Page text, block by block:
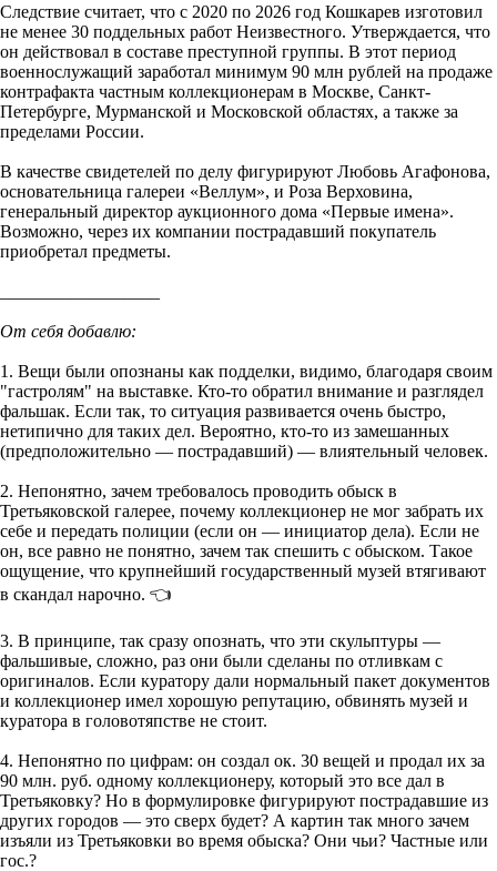
Следствие считает, что с 2020 по 2026 год Кошкарев изготовил
не менее 30 поддельных работ Неизвестного. Утверждается, что
он действовал в составе преступной группы. В этот период
военнослужащий заработал минимум 90 млн рублей на продаже
контрафакта частным коллекционерам в Москве, Санкт-
Петербурге, Мурманской и Московской областях, а также за
пределами России.
В качестве свидетелей по делу фигурируют Любовь Агафонова,
основательница галереи «Веллум», и Роза Верховина,
генеральный директор аукционного дома «Первые имена».
Возможно, через их компании пострадавший покупатель
приобретал предметы.
От себя добавлю:
1. Вещи были опознаны как подделки, видимо, благодаря своим
"гастролям" на выставке. Кто-то обратил внимание и разглядел
фальшак. Если так, то ситуация развивается очень быстро,
нетипично для таких дел. Вероятно, кто-то из замешанных
(предположительно — пострадавший) — влиятельный человек.
2. Непонятно, зачем требовалось проводить обыск в
Третьяковской галерее, почему коллекционер не мог забрать их
себе и передать полиции (если он — инициатор дела). Если не
он, все равно не понятно, зачем так спешить с обыском. Такое
ощущение, что крупнейший государственный музей втягивают
в скандал нарочно. 👈
3. В принципе, так сразу опознать, что эти скульптуры —
фальшивые, сложно, раз они были сделаны по отливкам с
оригиналов. Если куратору дали нормальный пакет документов
и коллекционер имел хорошую репутацию, обвинять музей и
куратора в головотяпстве не стоит.
4. Непонятно по цифрам: он создал ок. 30 вещей и продал их за
90 млн. руб. одному коллекционеру, который это все дал в
Третьяковку? Но в формулировке фигурируют пострадавшие из
других городов — это сверх будет? А картин так много зачем
изъяли из Третьяковки во время обыска? Они чьи? Частные или
гос.?